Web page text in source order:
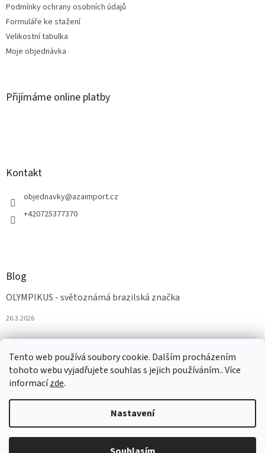
Tento web používá soubory cookie. Dalším procházením
tohoto webu vyjadřujete souhlas s jejich používáním.. Více
informacízde.
Nastavení
Podmínky ochrany osobních údajů
Formuláře ke stažení
Velikostní tabulka
Moje objednávka
Přijímáme online platby
Kontakt
objednavky@azaimport.cz
+420725377370
Blog
OLYMPIKUS - světoznámá brazilská značka
26.3.2026
Vytvořil Shoptet